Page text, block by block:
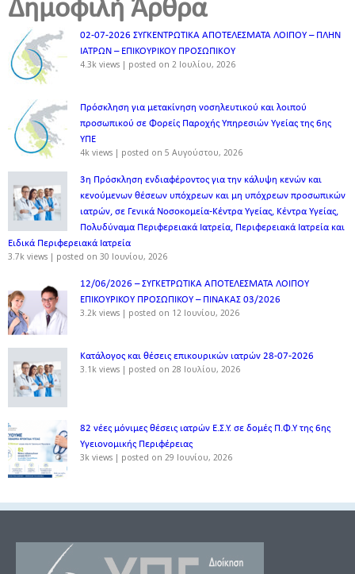
Δημοφιλή Άρθρα
02-07-2026 ΣΥΓΚΕΝΤΡΩΤΙΚΑ ΑΠΟΤΕΛΕΣΜΑΤΑ ΛΟΙΠΟΥ – ΠΛΗΝ
ΙΑΤΡΩΝ – ΕΠΙΚΟΥΡΙΚΟΥ ΠΡΟΣΩΠΙΚOY
4.3k views | posted on 2 Ιουλίου, 2026
Πρόσκληση για μετακίνηση νοσηλευτικού και λοιπού
προσωπικού σε Φορείς Παροχής Υπηρεσιών Υγείας της 6ης
ΥΠΕ
4k views | posted on 5 Αυγούστου, 2026
3η Πρόσκληση ενδιαφέροντος για την κάλυψη κενών και
κενούμενων θέσεων υπόχρεων και μη υπόχρεων προσωπικών
ιατρών, σε Γενικά Νοσοκομεία-Κέντρα Υγείας, Κέντρα Υγείας,
Πολυδύναμα Περιφερειακά Ιατρεία, Περιφερειακά Ιατρεία και
Ειδικά Περιφερειακά Ιατρεία
3.7k views | posted on 30 Ιουνίου, 2026
12/06/2026 – ΣΥΓΚΕΤΡΩΤΙΚΑ ΑΠΟΤΕΛΕΣΜΑΤΑ ΛΟΙΠΟΥ
ΕΠΙΚΟΥΡΙΚΟΥ ΠΡΟΣΩΠΙΚΟΥ – ΠΙΝΑΚΑΣ 03/2026
3.2k views | posted on 12 Ιουνίου, 2026
Κατάλογος και θέσεις επικουρικών ιατρών 28-07-2026
3.1k views | posted on 28 Ιουλίου, 2026
82 νέες μόνιμες θέσεις ιατρών Ε.Σ.Υ. σε δομές Π.Φ.Υ της 6ης
Υγειονομικής Περιφέρειας
3k views | posted on 29 Ιουνίου, 2026